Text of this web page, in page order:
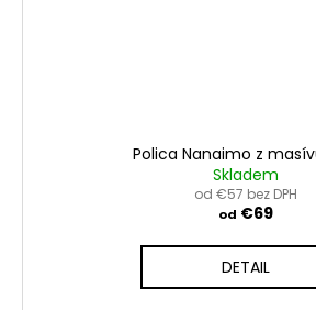
Polica Nanaimo z
Skladem
od €57 bez DPH
od €69
DETAIL